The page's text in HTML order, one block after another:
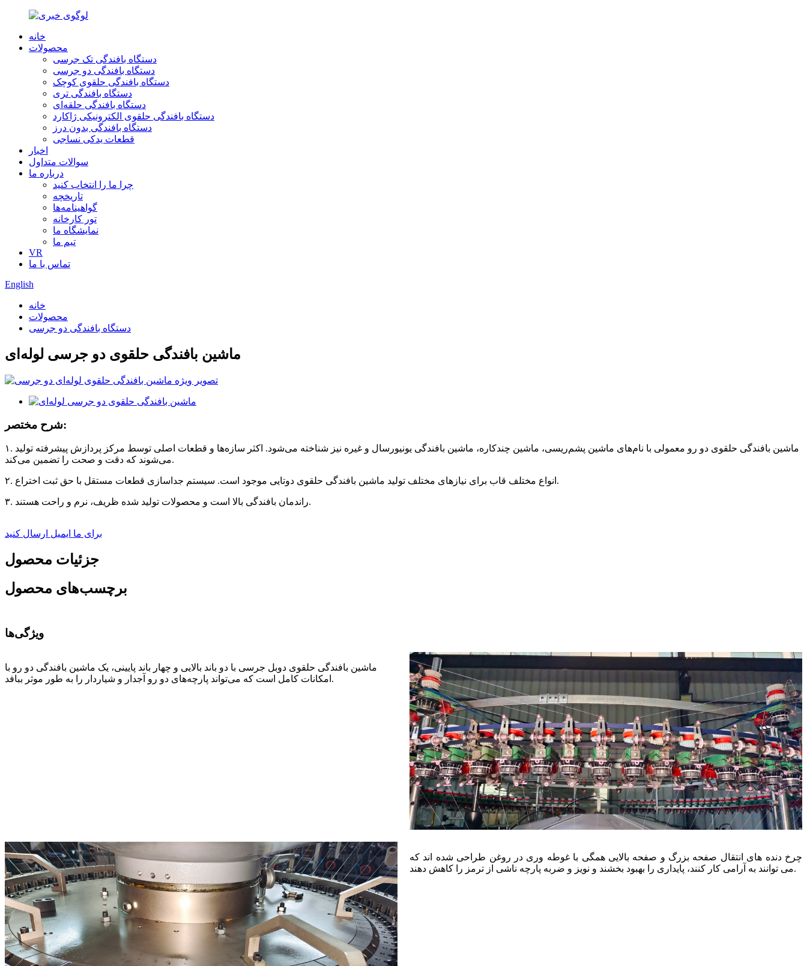
خانه
محصولات
دستگاه بافندگی تک جرسی
دستگاه بافندگی دو جرسی
دستگاه بافندگی حلقوی کوچک
دستگاه بافندگی تری
دستگاه بافندگی حلقه‌ای
دستگاه بافندگی حلقوی الکترونیکی ژاکارد
دستگاه بافندگی بدون درز
قطعات یدکی نساجی
اخبار
سوالات متداول
درباره ما
چرا ما را انتخاب کنید
تاریخچه
گواهینامه‌ها
تور کارخانه
نمایشگاه ما
تیم ما
VR
تماس با ما
English
خانه
محصولات
دستگاه بافندگی دو جرسی
ماشین بافندگی حلقوی دو جرسی لوله‌ای
شرح مختصر:
۱. ماشین بافندگی حلقوی دو رو معمولی با نام‌های ماشین پشم‌ریسی، ماشین چندکاره، ماشین بافندگی یونیورسال و غیره نیز شناخته می‌شود. اکثر سازه‌ها و قطعات اصلی توسط مرکز پردازش پیشرفته تولید
می‌شوند که دقت و صحت را تضمین می‌کند.
۲. انواع مختلف قاب برای نیازهای مختلف تولید ماشین بافندگی حلقوی دوتایی موجود است. سیستم جداسازی قطعات مستقل با حق ثبت اختراع.
۳. راندمان بافندگی بالا است و محصولات تولید شده ظریف، نرم و راحت هستند.
برای ما ایمیل ارسال کنید
جزئیات محصول
برچسب‌های محصول
ویژگی‌ها
ماشین بافندگی حلقوی دوبل جرسی با دو باند بالایی و چهار باند پایینی، یک ماشین بافندگی دو رو با
امکانات کامل است که می‌تواند پارچه‌های دو رو آجدار و شیاردار را به طور موثر ببافد.
چرخ دنده های انتقال صفحه بزرگ و صفحه بالایی همگی با غوطه وری در روغن طراحی شده اند که
می توانند به آرامی کار کنند، پایداری را بهبود بخشند و نویز و ضربه پارچه ناشی از ترمز را کاهش دهند.